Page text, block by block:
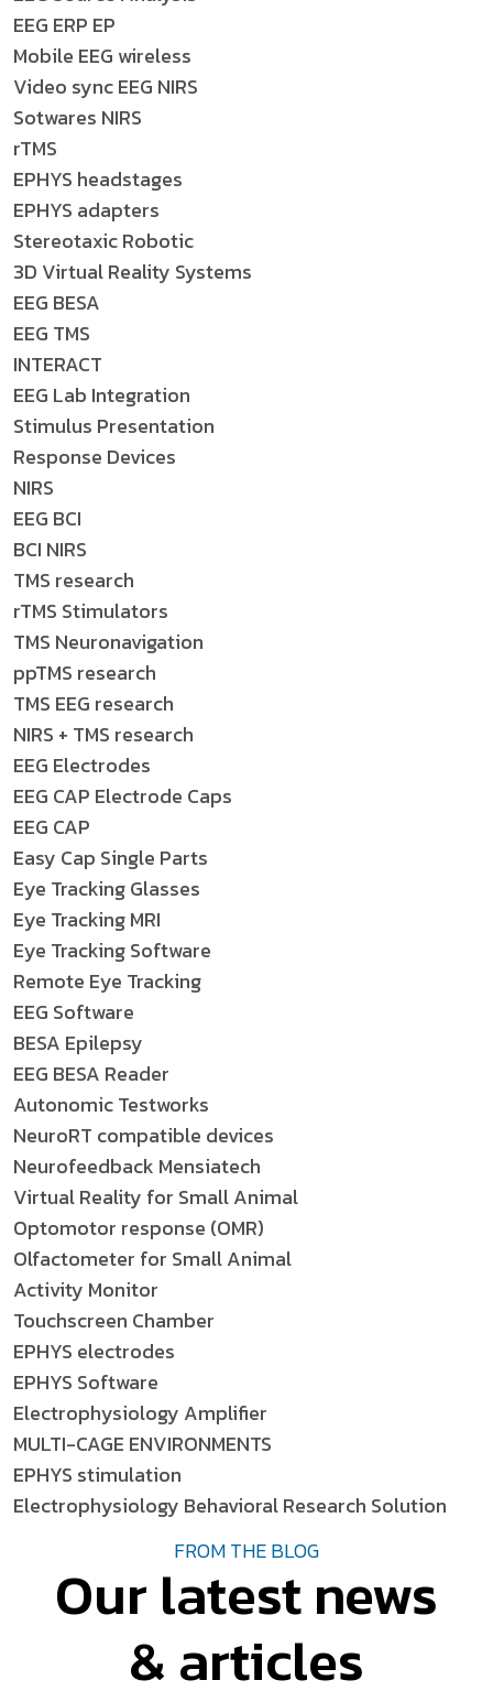
EEG ERP EP
Mobile EEG wireless
Video sync EEG NIRS
Sotwares NIRS
rTMS
EPHYS headstages
EPHYS adapters
Stereotaxic Robotic
3D Virtual Reality Systems
EEG BESA
EEG TMS
INTERACT
EEG Lab Integration
Stimulus Presentation
Response Devices
NIRS
EEG BCI
BCI NIRS
TMS research
rTMS Stimulators
TMS Neuronavigation
ppTMS research
TMS EEG research
NIRS + TMS research
EEG Electrodes
EEG CAP Electrode Caps
EEG CAP
Easy Cap Single Parts
Eye Tracking Glasses
Eye Tracking MRI
Eye Tracking Software
Remote Eye Tracking
EEG Software
BESA Epilepsy
EEG BESA Reader
Autonomic Testworks
NeuroRT compatible devices
Neurofeedback Mensiatech
Virtual Reality for Small Animal
Optomotor response (OMR)
Olfactometer for Small Animal
Activity Monitor
Touchscreen Chamber
EPHYS electrodes
EPHYS Software
Electrophysiology Amplifier
MULTI-CAGE ENVIRONMENTS
EPHYS stimulation
Electrophysiology Behavioral Research Solution
FROM THE BLOG
Our latest news
& articles